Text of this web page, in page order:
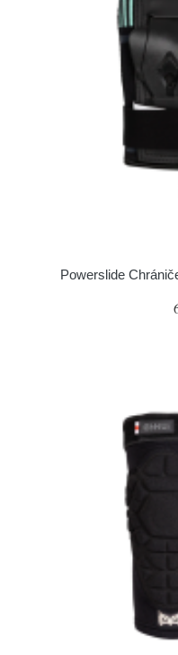
Powerslide